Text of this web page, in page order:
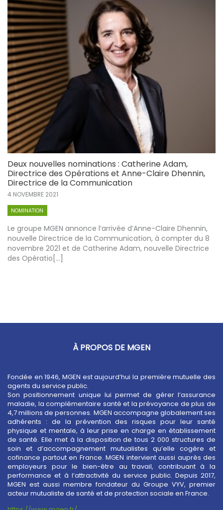
Deux nouvelles nominations : Catherine Adam,
Directrice des Opérations et Anne-Claire Dhennin,
Directrice de la Communication
4 NOVEMBRE 2021
NOMINATION
Le groupe MGEN annonce l’arrivée d’Anne-Claire Dhennin,
nouvelle Directrice de la Communication, à compter du 8
novembre 2021 et de Catherine Adam, nouvelle Directrice
des Opératio[...]
À PROPOS DE MGEN
Fondée en 1946, MGEN est aujourd’hui la première mutuelle des
agents du service public.
Son positionnement unique lui permet de gérer l’assurance
maladie, la complémentaire santé et la prévoyance de plus de
4,7 millions de personnes. MGEN accompagne globalement ses
adhérents : de la prévention des risques pour leur santé
physique et mentale, à leur prise en charge en établissement
de santé. Elle met à la disposition de tous 2 000 structures de
soin et d’accompagnement mutualistes qu’elle cogère et
cofinance partout en France. MGEN intervient aussi auprès des
employeurs pour le bien-être au travail, contribuant à la
performance et à l’attractivité du service public. Depuis 2017,
MGEN est aussi membre fondateur du Groupe VYV, premier
acteur mutualiste de santé et de protection sociale en France.